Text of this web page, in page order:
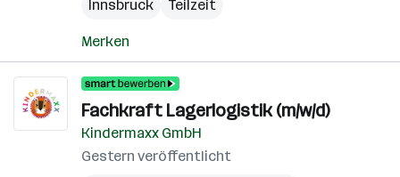
Innsbruck
Teilzeit
Merken
Fachkraft Lagerlogistik (m/w/d)
Kindermaxx GmbH
Gestern veröffentlicht